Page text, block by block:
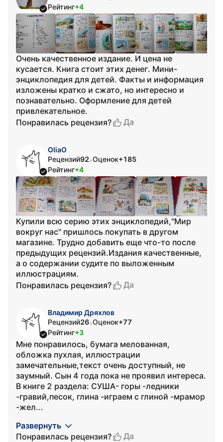
Рейтинг+4
Очень качественное издание. И цена не
кусается. Книга стоит этих денег. Мини-
энциклопедия для детей. Факты и информация
изложены кратко и сжато, но интересно и
познавательно. Оформление для детей
привлекательное.
Понравилась рецензия?
Да
OliaO
Рецензий92•Оценок+185
Рейтинг+4
Купили всю серию этих энциклопедий,"Мир
вокруг нас" пришлось покупать в другом
магазине. Трудно добавить еще что-то после
предыдущих рецензий.Издания качественные,
а о содержании судите по выложенным
иллюстрациям.
Понравилась рецензия?
Да
Владимир Дряхлов
Рецензий26•Оценок+77
Рейтинг+3
Мне понравилось, бумага мелованная,
обложка пухлая, иллюстрации
замечательные,текст очень доступный, не
заумный. Сын 4 года пока не проявил интереса.
В книге 2 раздела: СУША- горы -ледники
-гравий,песок, глина -играем с глиной -мрамор
-жел...
Развернуть
Понравилась рецензия?
Да